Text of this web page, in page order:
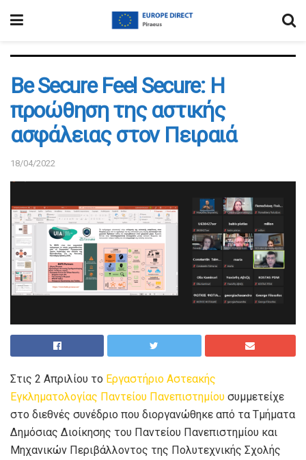
Be Secure Feel Secure: Η
προώθηση της αστικής
ασφάλειας στον Πειραιά
18/04/2022
Στις 2 Απριλίου το Εργαστήριο Αστεακής
Εγκληματολογίας Παντείου Πανεπιστημίου συμμετείχε
στο διεθνές συνέδριο που διοργανώθηκε από τα Τμήματα
Δημόσιας Διοίκησης του Παντείου Πανεπιστημίου και
Μηχανικών Περιβάλλοντος της Πολυτεχνικής Σχολής